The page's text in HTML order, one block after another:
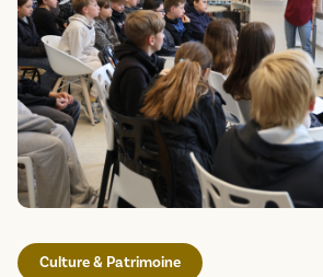
Culture & Patrimoine